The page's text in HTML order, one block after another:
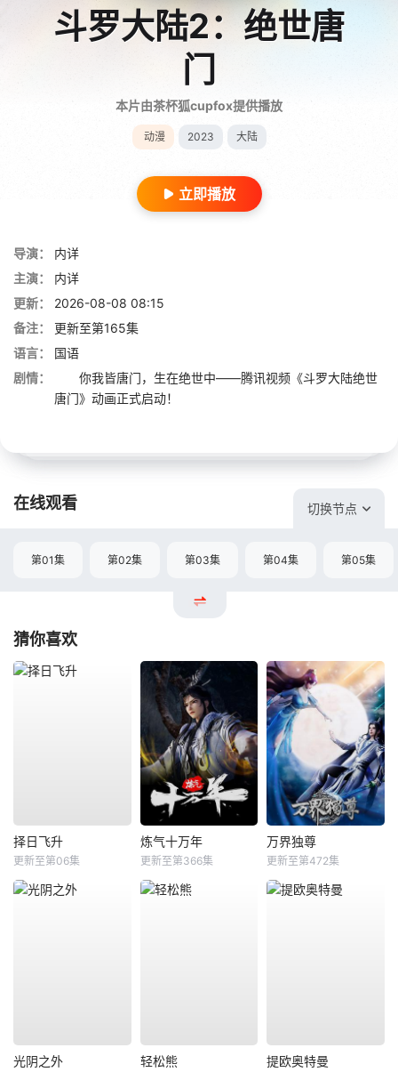
斗罗大陆2：绝世唐
门
本片由茶杯狐cupfox提供播放
动漫 2023 大陆
立即播放
导演：
内详
主演：
内详
更新：
2026-08-08 08:15
备注：
更新至第165集
语言：
国语
剧情：
你我皆唐门，生在绝世中——腾讯视频《斗罗大陆绝世
唐门》动画正式启动！
在线观看 切换节点
第01集 第02集 第03集 第04集 第05集
猜你喜欢
择日飞升
更新至第06集
炼气十万年
更新至第366集
万界独尊
更新至第472集
光阴之外 轻松熊 提欧奥特曼